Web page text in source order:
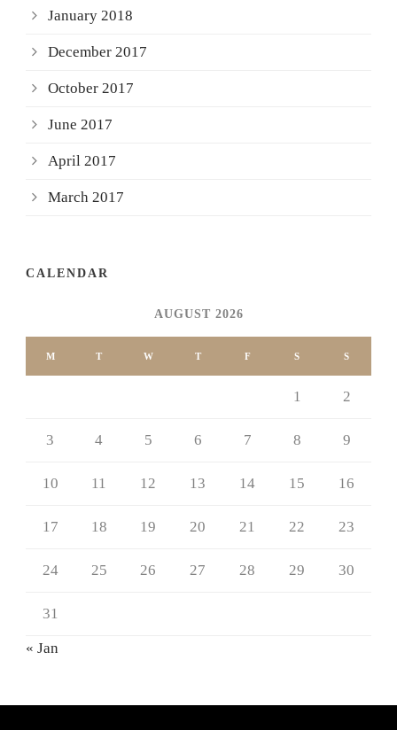
January 2018
December 2017
October 2017
June 2017
April 2017
March 2017
CALENDAR
AUGUST 2026
M T W T F S S
1 2
3 4 5 6 7 8 9
10 11 12 13 14 15 16
17 18 19 20 21 22 23
24 25 26 27 28 29 30
31
« Jan